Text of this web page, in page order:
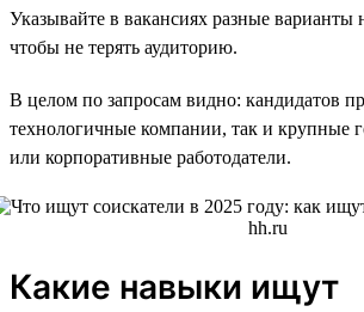
Указывайте в вакансиях разные варианты
чтобы не терять аудиторию.
В целом по запросам видно: кандидатов
технологичные компании, так и крупные
или корпоративные работодатели.
Какие навыки ищут